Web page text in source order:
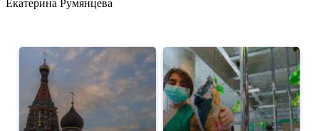
Екатерина Румянцева